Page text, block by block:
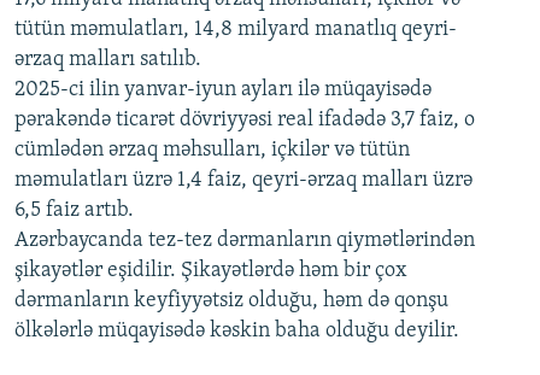
tütün məmulatları, 14,8 milyard manatlıq qeyri-
ərzaq malları satılıb.
2025-ci ilin yanvar-iyun ayları ilə müqayisədə
pərakəndə ticarət dövriyyəsi real ifadədə 3,7 faiz, o
cümlədən ərzaq məhsulları, içkilər və tütün
məmulatları üzrə 1,4 faiz, qeyri-ərzaq malları üzrə
6,5 faiz artıb.
Azərbaycanda tez-tez dərmanların qiymətlərindən
şikayətlər eşidilir. Şikayətlərdə həm bir çox
dərmanların keyfiyyətsiz olduğu, həm də qonşu
ölkələrlə müqayisədə kəskin baha olduğu deyilir.